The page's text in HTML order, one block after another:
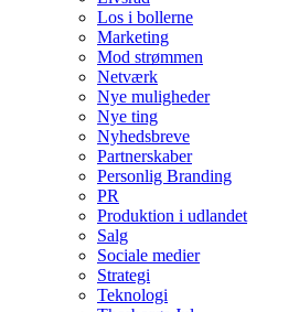
Los i bollerne
Marketing
Mod strømmen
Netværk
Nye muligheder
Nye ting
Nyhedsbreve
Partnerskaber
Personlig Branding
PR
Produktion i udlandet
Salg
Sociale medier
Strategi
Teknologi